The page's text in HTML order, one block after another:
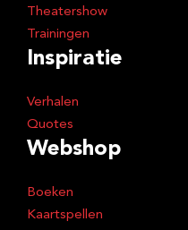
Theatershow
Trainingen
Inspiratie
Verhalen
Quotes
Webshop
Boeken
Kaartspellen